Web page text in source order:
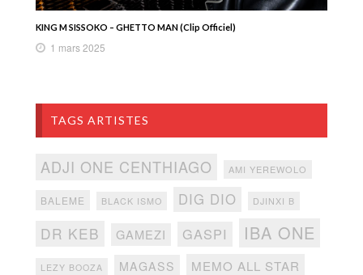
KING M SISSOKO – GHETTO MAN (Clip Officiel)
1 mars 2025
TAGS ARTISTES
ADJI ONE CENTHIAGO AMI YEREWOLO
BALEME BLACK ISMO DIG DIO DJINXI B
DR KEB GAMEZI GASPI IBA ONE
LEZY BOOZA MAGASS MEMO ALL STAR